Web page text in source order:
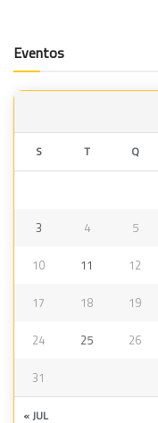
Eventos
S T Q
3 4 5
10 11 12
17 18 19
24 25 26
31
« JUL